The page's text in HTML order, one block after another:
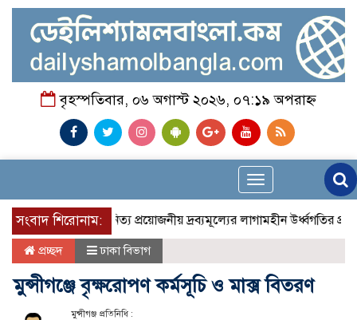
বৃহস্পতিবার, ০৬ অগাস্ট ২০২৬, ০৭:১৯ অপরাহ্ন
Toggle
navigation
সংবাদ শিরোনাম:নিত্য প্রয়োজনীয় দ্রব্যমূল্যের লাগামহীন উর্ধ্বগতির
প্রচ্ছদ ঢাকা বিভাগ
মুন্সীগঞ্জে বৃক্ষরোপণ কর্মসূচি ও মাক্স বিতরণ
মুন্সীগঞ্জ প্রতিনিধি :